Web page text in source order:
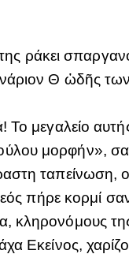
ράκει
Θ ὠδῆς
μεγαλείο
μορφήν»,
ταπείνωση,
πήρε κορμί
Εκείνος,